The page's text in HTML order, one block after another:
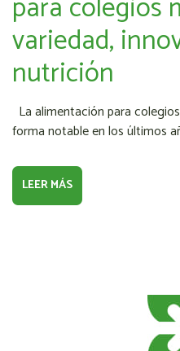
variedad,
nutrición
La alimentación para
forma notable en los últimos
LEER MÁS